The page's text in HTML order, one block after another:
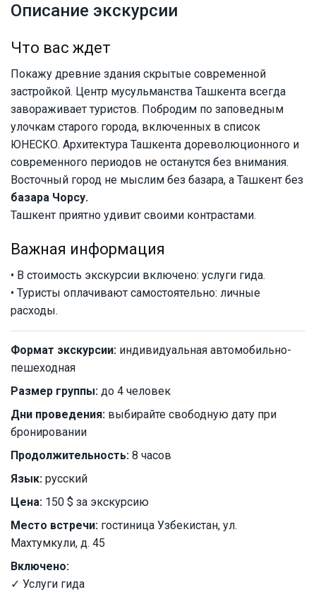
Описание экскурсии
Что вас ждет
Покажу древние здания скрытые современной
застройкой. Центр мусульманства Ташкента всегда
завораживает туристов. Побродим по заповедным
улочкам старого города, включенных в список
ЮНЕСКО. Архитектура Ташкента дореволюционного и
современного периодов не останутся без внимания.
Восточный город не мыслим без базара, а Ташкент без
базара Чорсу.
Ташкент приятно удивит своими контрастами.
Важная информация
• В стоимость экскурсии включено: услуги гида.
• Туристы оплачивают самостоятельно: личные
расходы.
Формат экскурсии: индивидуальная автомобильно-
пешеходная
Размер группы: до 4 человек
Дни проведения: выбирайте свободную дату при
бронировании
Продолжительность: 8 часов
Язык: русский
Цена: 150 $ за экскурсию
Место встречи: гостиница Узбекистан, ул.
Махтумкули, д. 45
Включено:
✓ Услуги гида